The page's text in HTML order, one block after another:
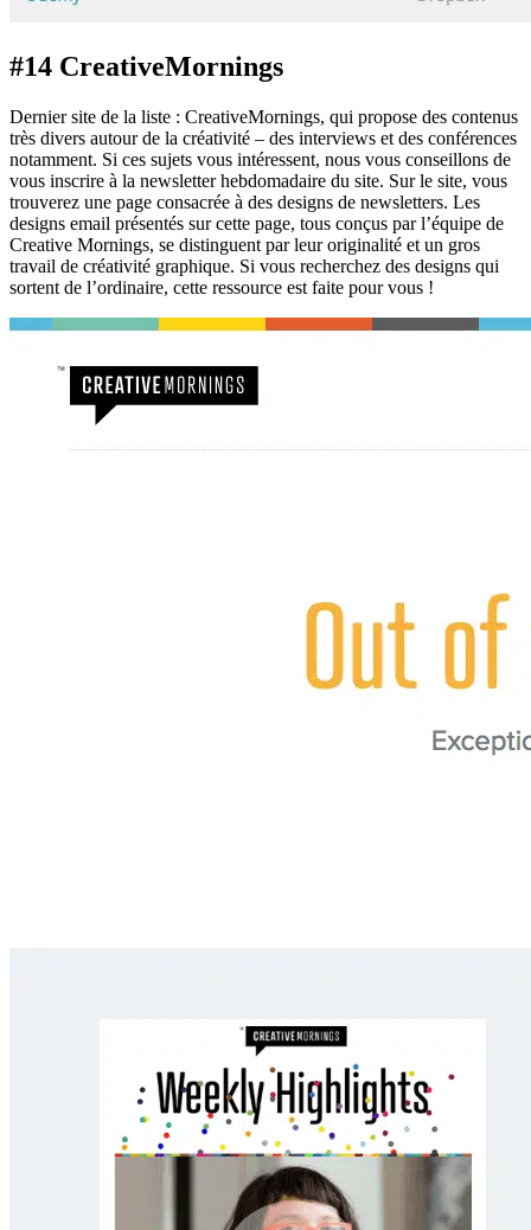
#14 CreativeMornings
Dernier site de la liste : CreativeMornings, qui propose des contenus
très divers autour de la créativité – des interviews et des conférences
notamment. Si ces sujets vous intéressent, nous vous conseillons de
vous inscrire à la newsletter hebdomadaire du site. Sur le site, vous
trouverez une page consacrée à des designs de newsletters. Les
designs email présentés sur cette page, tous conçus par l’équipe de
Creative Mornings, se distinguent par leur originalité et un gros
travail de créativité graphique. Si vous recherchez des designs qui
sortent de l’ordinaire, cette ressource est faite pour vous !